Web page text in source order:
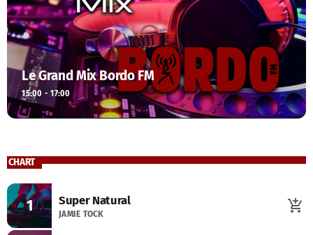
Le Grand Mix Bordo FM
15:00 - 17:00
CHART
1 Super Natural
JAMIE TOCK add_shopping_cart